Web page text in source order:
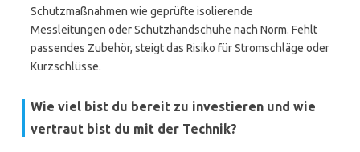
Schutzmaßnahmen wie geprüfte isolierende
Messleitungen oder Schutzhandschuhe nach Norm. Fehlt
passendes Zubehör, steigt das Risiko für Stromschläge oder
Kurzschlüsse.
Wie viel bist du bereit zu investieren und wie
vertraut bist du mit der Technik?